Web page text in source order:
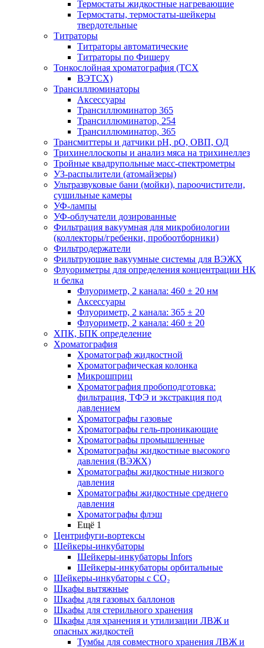
Термостаты жидкостные нагревающие
Термостаты, термостаты-шейкеры
твердотельные
Титраторы
Титраторы автоматические
Титраторы по Фишеру
Тонкослойная хроматография (ТСХ
ВЭТСХ)
Трансиллюминаторы
Аксессуары
Трансиллюминатор 365
Трансиллюминатор, 254
Трансиллюминатор, 365
Трансмиттеры и датчики рН, рО, ОВП, ОД
Трихинеллоскопы и анализ мяса на трихинеллез
Тройные квадрупольные масс-спектрометры
УЗ-распылители (атомайзеры)
Ультразвуковые бани (мойки), пароочистители,
сушильные камеры
УФ-лампы
УФ-облучатели дозированные
Фильтрация вакуумная для микробиологии
(коллекторы/гребенки, пробоотборники)
Фильтродержатели
Фильтрующие вакуумные системы для ВЭЖХ
Флуориметры для определения концентрации НК
и белка
Флуориметр, 2 канала: 460 ± 20 нм
Аксессуары
Флуориметр, 2 канала: 365 ± 20
Флуориметр, 2 канала: 460 ± 20
ХПК, БПК определение
Хроматография
Хроматограф жидкостной
Хроматографическая колонка
Микрошприц
Хроматография пробоподготовка:
фильтрация, ТФЭ и экстракция под
давлением
Хроматографы газовые
Хроматографы гель-проникающие
Хроматографы промышленные
Хроматографы жидкостные высокого
давления (ВЭЖХ)
Хроматографы жидкостные низкого
давления
Хроматографы жидкостные среднего
давления
Хроматографы флэш
Ещё 1
Центрифуги-вортексы
Шейкеры-инкубаторы
Шейкеры-инкубаторы Infors
Шейкеры-инкубаторы орбитальные
Шейкеры-инкубаторы с CО₂
Шкафы вытяжные
Шкафы для газовых баллонов
Шкафы для стерильного хранения
Шкафы для хранения и утилизации ЛВЖ и
опасных жидкостей
Тумбы для совместного хранения ЛВЖ и